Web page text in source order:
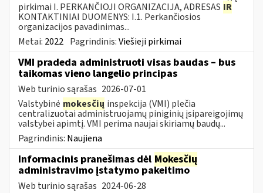
pirkimai I. PERKANČIOJI ORGANIZACIJA, ADRESAS IR
KONTAKTINIAI DUOMENYS: I.1. Perkančiosios
organizacijos pavadinimas...
Metai: 2022 Pagrindinis:Viešieji pirkimai
VMI pradeda administruoti visas baudas – bus
taikomas vieno langelio principas
Web turinio sąrašas 2026-07-01
Valstybinė mokesčių inspekcija (VMI) plečia
centralizuotai administruojamų piniginių įsipareigojimų
valstybei apimtį. VMI perima naujai skiriamų baudų...
Pagrindinis: Naujiena
Informacinis pranešimas dėl Mokesčių
administravimo įstatymo pakeitimo
Web turinio sąrašas 2024-06-28